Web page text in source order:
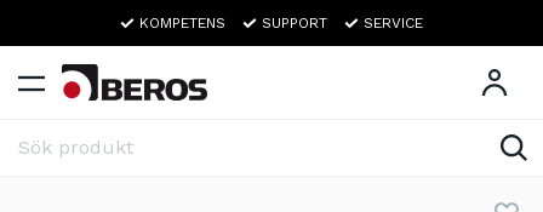
KOMPETENS SUPPORT SERVICE